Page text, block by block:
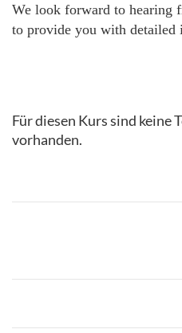
We look forward to hearing
to provide you with detailed
Für diesen Kurs sind keine
vorhanden.